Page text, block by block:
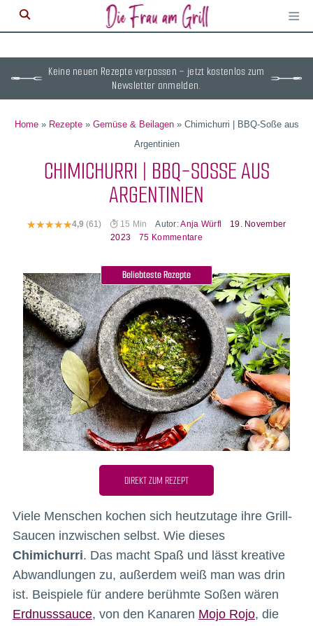
≡
Keine neuen Rezepte verpassen – jetzt kostenlos zum
Newsletter anmelden.
Home» Rezepte» Gemüse & Beilagen» Chimichurri | BBQ-Soße aus
Argentinien
CHIMICHURRI | BBQ-SOSSE AUS A
RGENTINIEN
4,9(61) 15 Min Autor:Anja Würfl
19. November
2023
75 Kommentare
Beliebteste Rezepte
DIREKT ZUM REZEPT
Viele Menschen kochen sich heutzutage ihre Grill-
Saucen inzwischen selbst. Wie dieses
Chimichurri. Das macht Spaß und lässt kreative
Abwandlungen zu, außerdem weiß man was drin
ist. Beispiele für andere berühmte Soßen wären
Erdnusssauce, von den Kanaren Mojo Rojo, die